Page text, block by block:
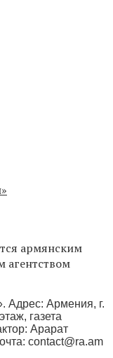
армянским
Адрес: Армения, г.
газета
Арарат
contact@ra.am